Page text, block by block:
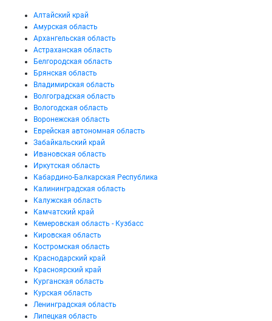
Алтайский край
Амурская область
Архангельская область
Астраханская область
Белгородская область
Брянская область
Владимирская область
Волгоградская область
Вологодская область
Воронежская область
Еврейская автономная область
Забайкальский край
Ивановская область
Иркутская область
Кабардино-Балкарская Республика
Калининградская область
Калужская область
Камчатский край
Кемеровская область - Кузбасс
Кировская область
Костромская область
Краснодарский край
Красноярский край
Курганская область
Курская область
Ленинградская область
Липецкая область